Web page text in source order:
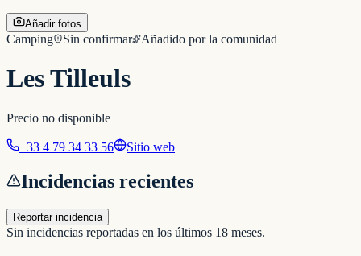
Añadir fotos
Camping Sin confirmar Añadido por la comunidad
Les Tilleuls
Precio no disponible
+33 4 79 34 33 56 Sitio web
Incidencias recientes
Reportar incidencia
Sin incidencias reportadas en los últimos 18 meses.